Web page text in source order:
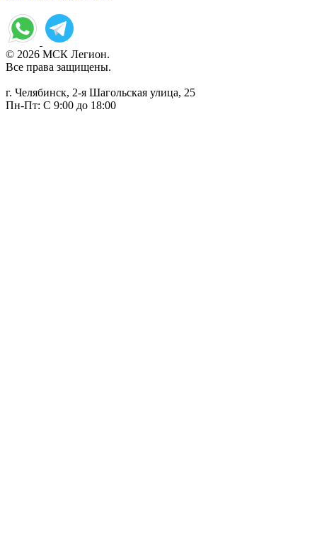
© 2026 МСК Легион.
Все права защищены.
г. Челябинск, 2-я Шагольская улица, 25
Пн-Пт: С 9:00 до 18:00